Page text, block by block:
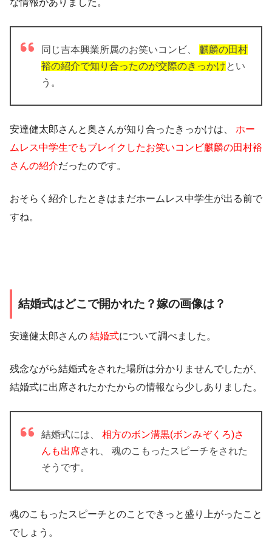
な情報がありました。
同じ吉本興業所属のお笑いコンビ、 麒麟の田村
裕の紹介で知り合ったのが交際のきっかけとい
う。
安達健太郎さんと奥さんが知り合ったきっかけは、 ホー
ムレス中学生でもブレイクしたお笑いコンビ麒麟の田村裕
さんの紹介だったのです。
おそらく紹介したときはまだホームレス中学生が出る前で
すね。
結婚式はどこで開かれた？嫁の画像は？
安達健太郎さんの 結婚式について調べました。
残念ながら結婚式をされた場所は分かりませんでしたが、
結婚式に出席されたかたからの情報なら少しありました。
結婚式には、 相方のボン溝黒(ボンみぞくろ)さ
んも出席され、 魂のこもったスピーチをされた
そうです。
魂のこもったスピーチとのことできっと盛り上がったこと
でしょう。